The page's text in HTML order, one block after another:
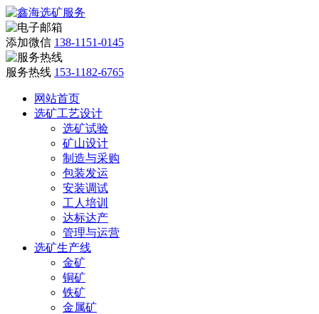
添加微信 138-1151-0145
服务热线 153-1182-6765
网站首页
选矿工艺设计
选矿试验
矿山设计
制造与采购
包装发运
安装调试
工人培训
达标达产
管理与运营
选矿生产线
金矿
铜矿
铁矿
金属矿